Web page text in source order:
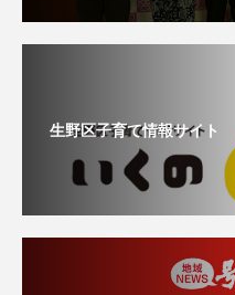
生野区子育て情報サイト